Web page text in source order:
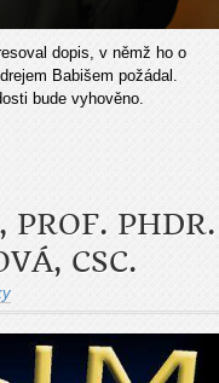
dopis, v němž ho o
Babišem požádal.
bude vyhověno.
PROF. PHDR.
CSC.